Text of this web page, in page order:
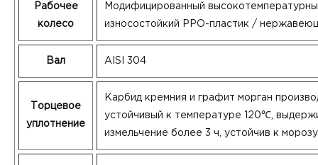
Рабочее
колесо
Модифицированный
износостойкий РРО-пластик /
Вал AISI 304
Торцевое
уплотнение
Карбид кремния и графит морган
устойчивый к температуре 120℃,
измельчение более 3 ч, устойчив к